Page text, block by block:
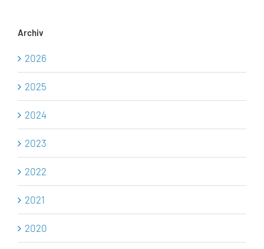
Archiv
2026
2025
2024
2023
2022
2021
2020